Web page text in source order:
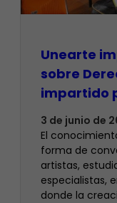
Unearte
sobre
impartido
3 de junio de
El
forma de
artistas,
especialistas,
donde la